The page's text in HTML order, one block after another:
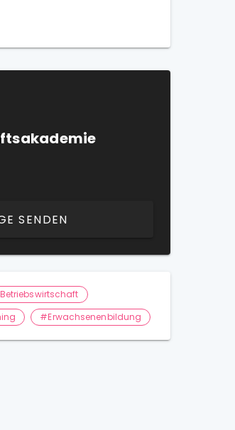
SENDEN
#Erwachsenenbildung